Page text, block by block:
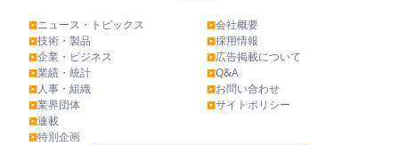
▶ニュース・トピックス
▶技術・製品
▶企業・ビジネス
▶業績・統計
▶人事・組織
▶業界団体
▶連載
▶特別企画
▶会社概要
▶採用情報
▶広告掲載について
▶Q&A
▶お問い合わせ
▶サイトポリシー